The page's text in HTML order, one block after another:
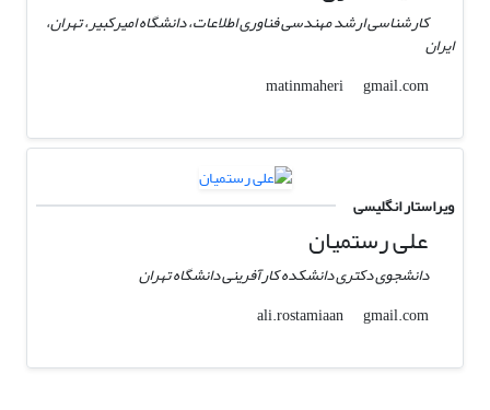
کارشناسی ارشد مهندسی فناوری اطلاعات، دانشگاه امیرکبیر، تهران،
ایران
matinmaheri
gmail.com
ویراستار انگلیسی
علی رستمیان
دانشجوی دکتری دانشکده کارآفرینی دانشگاه تهران
ali.rostamiaan
gmail.com